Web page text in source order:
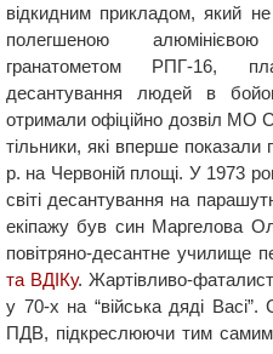
відкидним прикладом, який
полегшеною
гранатометом РПГ-16,
десантування людей в
отримали офіційно дозвіл МО
тільники, які вперше показали
р. на Червоній площі. У 1973
світі десантування на
екіпажу був син Маргелова
повітряно-десантне училище
та ВДІКу. Жартівливо-
у 70-х на “війська дяді
ПДВ, підкреслюючи тим самим